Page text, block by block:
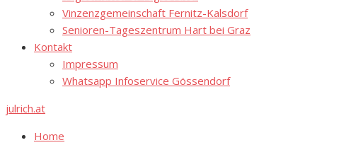
Vinzenzgemeinschaft Fernitz-Kalsdorf
Senioren-Tageszentrum Hart bei Graz
Kontakt
Impressum
Whatsapp Infoservice Gössendorf
julrich.at
Home